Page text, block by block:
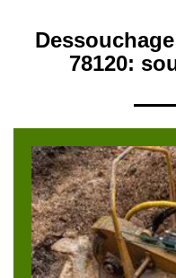
78120: